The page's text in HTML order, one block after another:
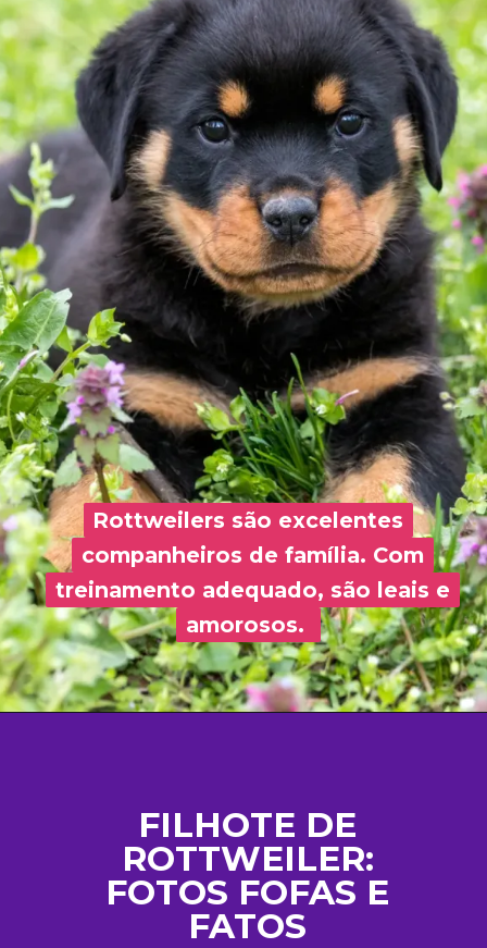
Rottweilers são excelentes
companheiros de família. Com
treinamento adequado, são leais e
amorosos.
Rottweilers são excelentes
companheiros de família. Com
treinamento adequado, são leais e
amorosos.
FILHOTE DE
ROTTWEILER:
FOTOS FOFAS E
FATOS